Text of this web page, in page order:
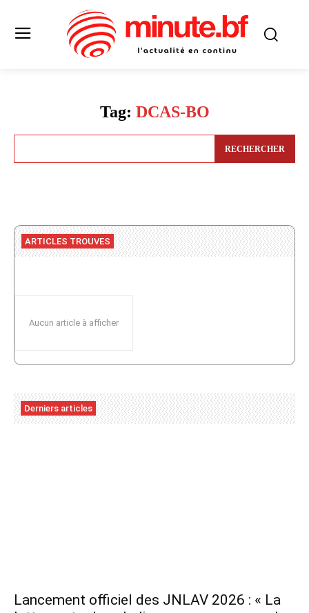
Tag: DCAS-BO
RECHERCHER
ARTICLES TROUVES
Aucun article à afficher
Derniers articles
Lancement officiel des JNLAV 2026 : « La